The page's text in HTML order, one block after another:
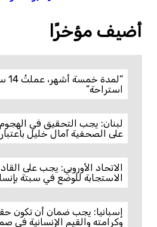
أضيف مؤخرًا
استراحة”
لبنان: يجب التحقيق في الهجوم
على الصحفية آمال خليل
الاتحاد الأوروبي: يجب على
الاستجابة للوضع في سبتة
إسبانيا: يجب ضمان أن تكون
وكرامته والقيم الإنسانية في